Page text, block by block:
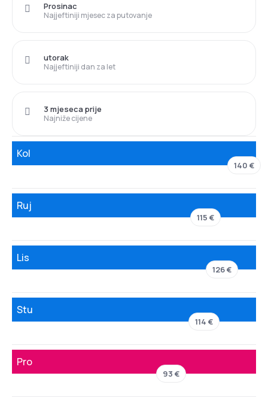
Najjeftiniji mjesec za putovanje
Prosinac
Najjeftiniji dan za let
utorak
Najniže cijene
3 mjeseca prije
Kol
140 €
Ruj
115 €
Lis
126 €
Stu
114 €
Pro
93 €